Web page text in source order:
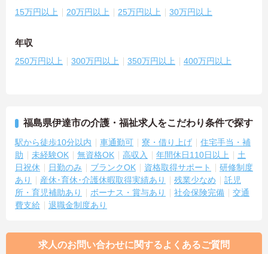
15万円以上 20万円以上 25万円以上 30万円以上
年収
250万円以上 300万円以上 350万円以上 400万円以上
福島県伊達市の介護・福祉求人をこだわり条件で探す
駅から徒歩10分以内 車通勤可 寮・借り上げ
住宅手当・補
助
未経験OK 無資格OK 高収入 年間休日110日以上
土
日祝休
日勤のみ ブランクOK 資格取得サポート
研修制度
あり
産休･育休･介護休暇取得実績あり 残業少なめ
託児
所・育児補助あり
ボーナス・賞与あり 社会保険完備
交通
費支給
退職金制度あり
求人のお問い合わせに関するよくあるご質問